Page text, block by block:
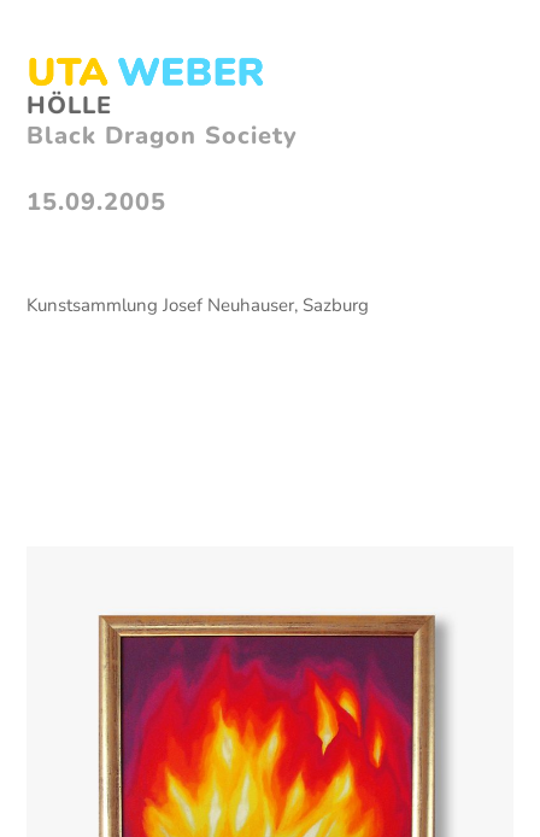
contentOpen
mobile
menu
Close
mobile
menu
HÖLLE
Black Dragon Society
15.09.2005
Kunstsammlung Josef Neuhauser, Sazburg